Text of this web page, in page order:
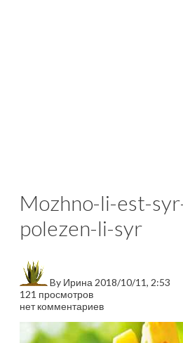
Mozhno-li-est-
polezen-li-syr
By Ирина 2018/10/11, 2:53
121 просмотров
нет комментариев